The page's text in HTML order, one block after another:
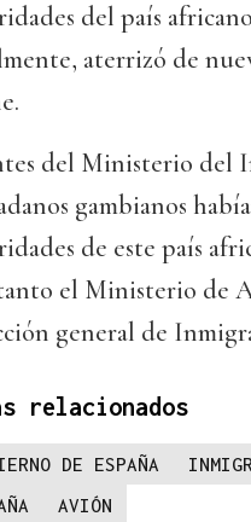
del país
aterrizó de
del Ministerio del
gambianos
de este país
el Ministerio de
general de
relacionados
DE ESPAÑA
AVIÓN